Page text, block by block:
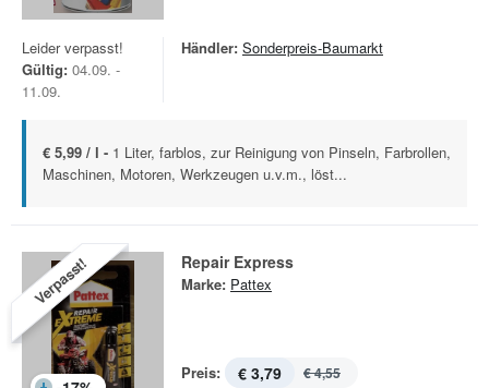
Leider verpasst!
Gültig: 04.09. -
11.09.
Händler: Sonderpreis-Baumarkt
€ 5,99 / l - 1 Liter, farblos, zur Reinigung von Pinseln, Farbrollen,
Maschinen, Motoren, Werkzeugen u.v.m., löst...
Verpasst! Repair Express
Marke: Pattex
Preis: € 3,79 € 4,55